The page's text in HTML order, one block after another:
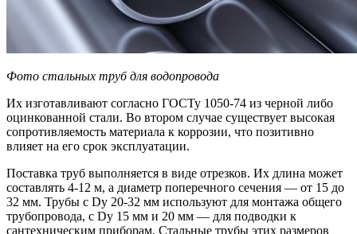
Фото стальных труб для водопровода
Их изготавливают согласно ГОСТу 1050-74 из черной либо
оцинкованной стали. Во втором случае существует высокая
сопротивляемость материала к коррозии, что позитивно
влияет на его срок эксплуатации.
Поставка труб выполняется в виде отрезков. Их длина может
составлять 4-12 м, а диаметр поперечного сечения — от 15 до
32 мм. Трубы с Dy 20-32 мм используют для монтажа общего
трубопровода, с Dy 15 мм и 20 мм — для подводки к
сантехническим приборам. Стальные трубы этих размеров